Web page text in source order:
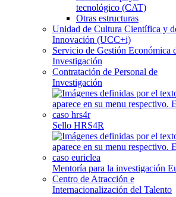
tecnológico (CAT)
Otras estructuras
Unidad de Cultura Científica y
Innovación (UCC+i)
Servicio de Gestión Económica
Investigación
Contratación de Personal de
Investigación
Sello HRS4R
Mentoría para la investigación
Centro de Atracción e
Internacionalización del Talento